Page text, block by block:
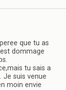
que tu as
dommage
tu sais a
Je suis venue
moin envie